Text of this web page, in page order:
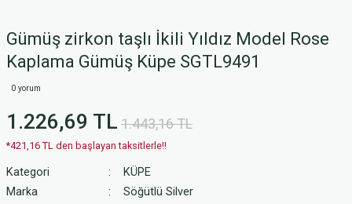
Gümüş zirkon taşlı İkili Yıldız Model Rose
Kaplama Gümüş Küpe SGTL9491
0 yorum
1.226,69 TL 1.443,16 TL
*421,16 TL den başlayan taksitlerle!!
Kategori
KÜPE
Marka
Söğütlü Silver